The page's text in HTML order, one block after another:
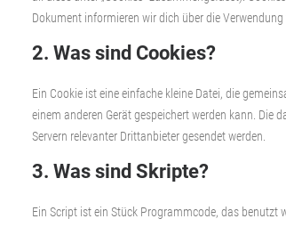
Dokument informieren wir dich über die
2. Was sind Cookies?
Ein Cookie ist eine einfache kleine Datei, die
einem anderen Gerät gespeichert werden kann. Die
Servern relevanter Drittanbieter gesendet werden.
3. Was sind Skripte?
Ein Script ist ein Stück Programmcode, das